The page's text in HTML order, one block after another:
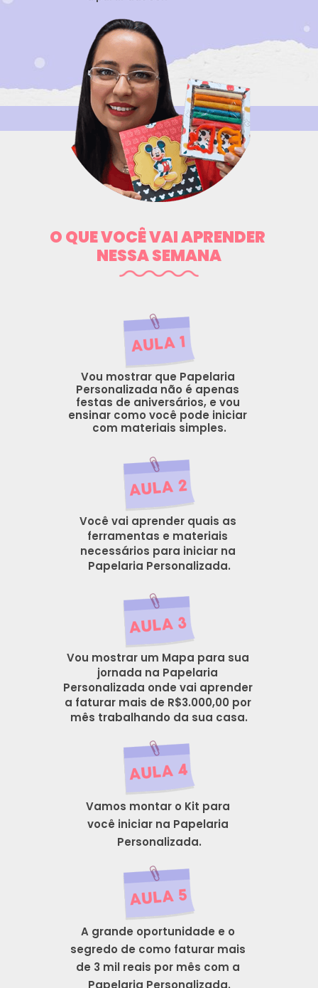
O QUE VOCÊ VAI APRENDER
NESSA SEMANA
Vou mostrar que Papelaria
Personalizada não é apenas
festas de aniversários, e vou
ensinar como você pode iniciar
com materiais simples.
Você vai aprender quais as
ferramentas e materiais
necessários para iniciar na
Papelaria Personalizada.
Vou mostrar um Mapa para sua
jornada na Papelaria
Personalizada onde vai aprender
a faturar mais de R$3.000,00 por
mês trabalhando da sua casa.
Vamos montar o Kit para
você iniciar na Papelaria
Personalizada.
A grande oportunidade e o
segredo de como faturar mais
de 3 mil reais por mês com a
Papelaria Personalizada.